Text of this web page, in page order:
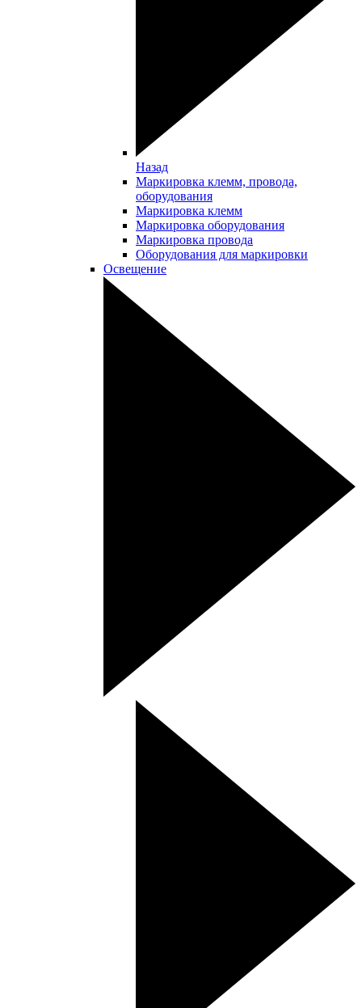
Назад
Маркировка клемм, провода,
оборудования
Маркировка клемм
Маркировка оборудования
Маркировка провода
Оборудования для маркировки
Освещение